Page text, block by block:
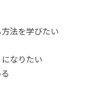
法を学びたい
なりたい